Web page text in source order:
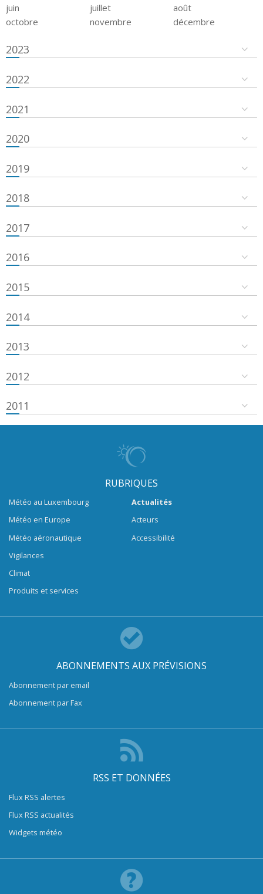
juin
juillet
août
octobre
novembre décembre
2023
2022
2021
2020
2019
2018
2017
2016
2015
2014
2013
2012
2011
RUBRIQUES
Météo au Luxembourg
Météo en Europe
Météo aéronautique
Vigilances
Climat
Produits et services
Actualités
Acteurs
Accessibilité
ABONNEMENTS AUX PRÉVISIONS
Abonnement par email
Abonnement par Fax
RSS ET DONNÉES
Flux RSS alertes
Flux RSS actualités
Widgets météo